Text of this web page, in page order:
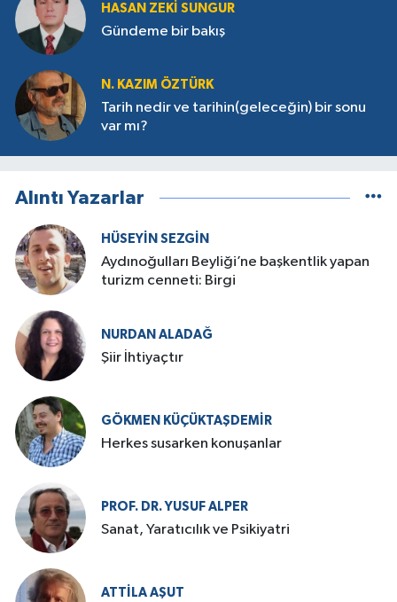
HASAN ZEKI SUNGUR
Gündeme bir bakış
N. KAZIM ÖZTÜRK
Tarih nedir ve tarihin(geleceğin) bir sonu
var mı?
Alıntı Yazarlar
HÜSEYIN SEZGIN
Aydınoğulları Beyliği’ne başkentlik yapan
turizm cenneti: Birgi
NURDAN ALADAĞ
Şiir İhtiyaçtır
GÖKMEN KÜÇÜKTAŞDEMIR
Herkes susarken konuşanlar
PROF. DR. YUSUF ALPER
Sanat, Yaratıcılık ve Psikiyatri
ATTILA AŞUT